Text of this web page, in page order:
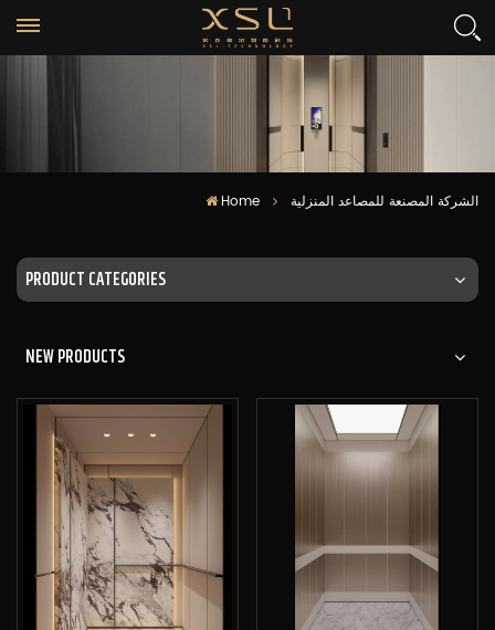
Home الشركة المصنعة للمصاعد المنزلية
PRODUCT CATEGORIES
NEW PRODUCTS